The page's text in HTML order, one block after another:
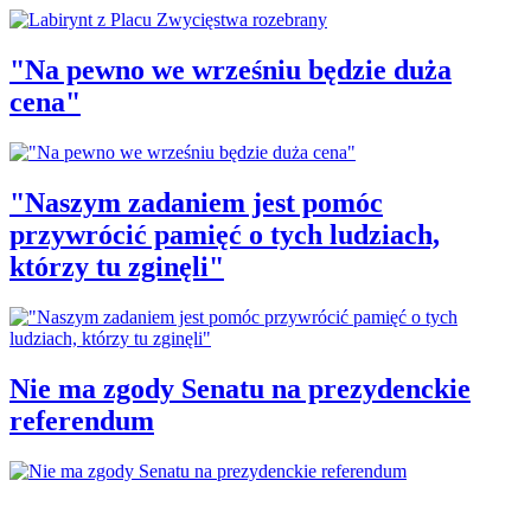
"Na pewno we wrześniu będzie duża
cena"
"Naszym zadaniem jest pomóc
przywrócić pamięć o tych ludziach,
którzy tu zginęli"
Nie ma zgody Senatu na prezydenckie
referendum